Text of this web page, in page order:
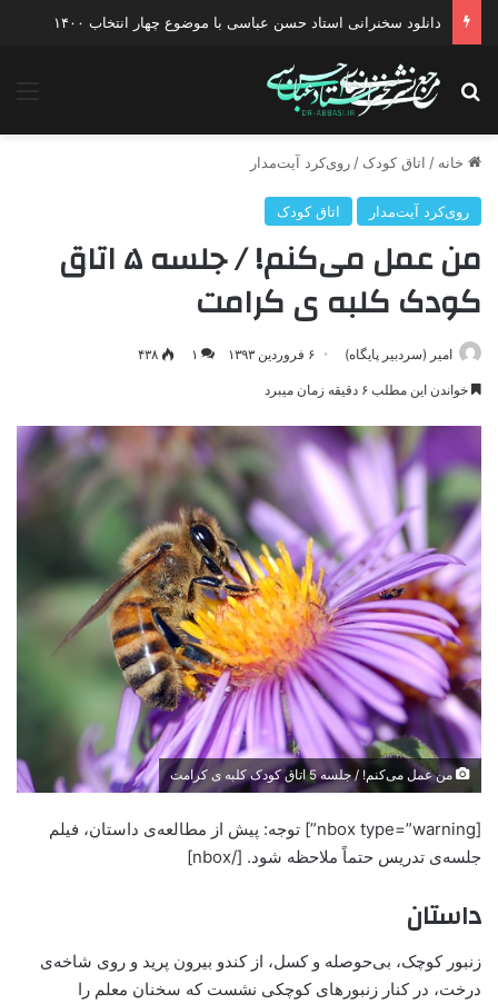
دانلود سخنرانی استاد حسن عباسی با موضوع چهار انتخاب ۱۴۰۰
جستجو برای
خانه / اتاق کودک / روی‌کرد آيت‌مدار
روی‌کرد آيت‌مدار اتاق کودک
من عمل می‌کنم! / جلسه ۵ اتاق
کودک کلبه ی کرامت
امیر (سردبیر پایگاه) ۶ فروردین ۱۳۹۳ ۱ ۴۳۸
خواندن این مطلب ۶ دقیقه زمان میبرد
من عمل می‌کنم! / جلسه 5 اتاق کودک کلبه ی کرامت
[nbox type=”warning”] ‌توجه: پیش از مطالعه‌ی داستان، فیلم
جلسه‌ی تدریس حتماً ملاحظه شود. [/nbox]
داستان
زنبور کوچک، بی‌حوصله و کسل، از کندو بیرون پرید و روی شاخه‌ی
درخت، در کنار زنبورهای کوچکی نشست که سخنان معلم را